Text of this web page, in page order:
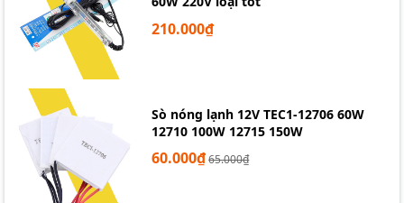
210.000₫
Sò nóng lạnh 12V TEC1-12706 60W
12710 100W 12715 150W
60.000₫65.000₫